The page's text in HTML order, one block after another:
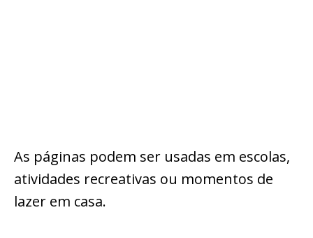
As páginas podem ser usadas em escolas,
atividades recreativas ou momentos de
lazer em casa.